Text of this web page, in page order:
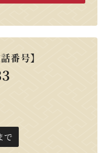
番号】
で